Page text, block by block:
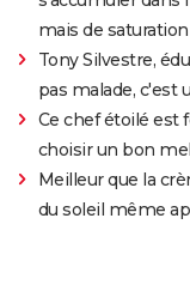
mais de saturation
Tony Silvestre,
pas malade, c'est
Ce chef étoilé est
choisir un bon
Meilleur que la
du soleil même